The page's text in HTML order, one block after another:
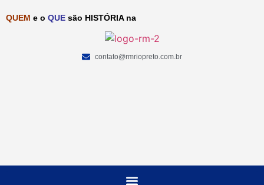
QUEM e o QUE são HISTÓRIA na
contato@rmriopreto.com.br